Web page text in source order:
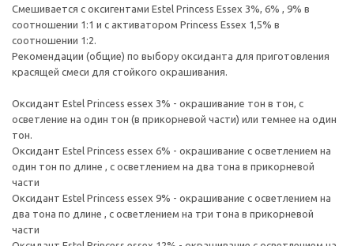
Смешивается с оксигентами Estel Princess Essex 3%, 6% , 9% в
соотношении 1:1 и с активатором Princess Essex 1,5% в
соотношении 1:2.
Рекомендации (общие) по выбору оксиданта для приготовления
красящей смеси для стойкого окрашивания.
Оксидант Estel Princess essex 3% - окрашивание тон в тон, с
осветление на один тон (в прикорневой части) или темнее на один
тон.
Оксидант Estel Princess essex 6% - окрашивание с осветлением на
один тон по длине , с осветлением на два тона в прикорневой
части
Оксидант Estel Princess essex 9% - окрашивание с осветлением на
два тона по длине , с осветлением на три тона в прикорневой
части